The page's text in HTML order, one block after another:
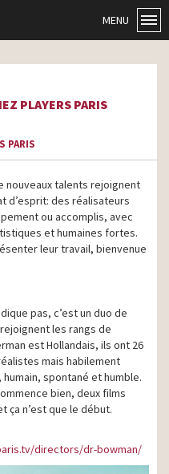
MENU
PLAYERS PARIS
PARIS
nouveaux talents rejoignent
d’esprit: des réalisateurs
ou accomplis, avec
et humaines fortes.
leur travail, bienvenue
pas, c’est un duo de
les rangs de
est Hollandais, ils ont 26
mais habilement
spontané et humble.
bien, deux films
ça n’est que le début.
directors/dr-bowman/